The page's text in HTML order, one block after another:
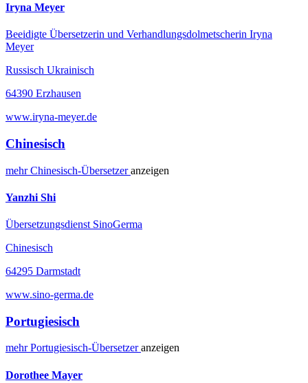
Iryna Meyer
Beeidigte Übersetzerin und Verhandlungsdolmetscherin Iryna
Meyer
Russisch Ukrainisch
64390 Erzhausen
www.iryna-meyer.de
Chinesisch
mehrChinesisch-Übersetzeranzeigen
Yanzhi Shi
Übersetzungsdienst SinoGerma
Chinesisch
64295 Darmstadt
www.sino-germa.de
Portugiesisch
mehrPortugiesisch-Übersetzeranzeigen
Dorothee Mayer